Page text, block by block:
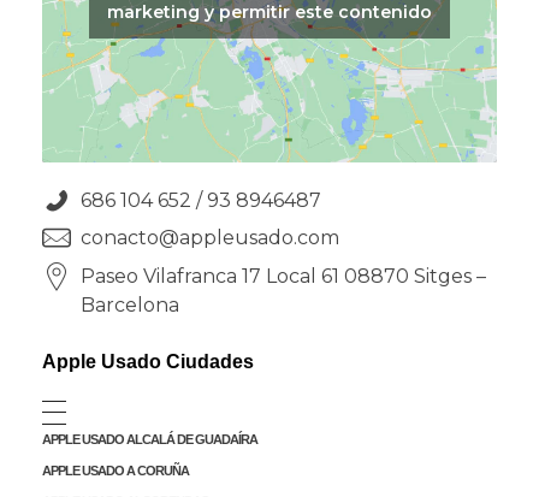
marketing y permitir este contenido
686 104 652 / 93 8946487
conacto@appleusado.com
Paseo Vilafranca 17 Local 61 08870 Sitges –
Barcelona
Apple Usado Ciudades
APPLE USADO ALCALÁ DE GUADAÍRA
APPLE USADO A CORUÑA